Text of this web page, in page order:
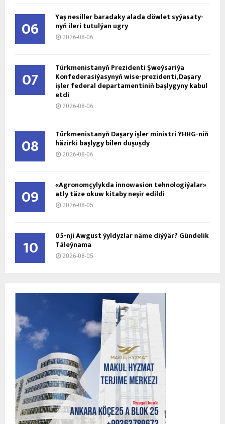
06 Ýaş ne­sil­ler ba­ra­da­ky ala­da döw­let sy­ýa­sa­ty­
nyň ile­ri tu­tul­ýan ug­ry
2026-08-06
07 Türkmenistanyň Prezidenti Şweýsariýa
Konfederasiýasynyň wise-prezidenti, Daşary
işler federal departamentiniň başlygyny kabul
etdi
2026-08-06
08 Türkmenistanyň Daşary işler ministri ÝHHG-niň
häzirki başlygy bilen duşuşdy
2026-08-06
09 «Agronomçylykda innowasion tehnologiýalar»
atly täze okuw kitaby neşir edildi
2026-08-05
10 05-nji Awgust ýyldyzlar näme diýýär? Gündelik
Täleýnama
2026-08-05